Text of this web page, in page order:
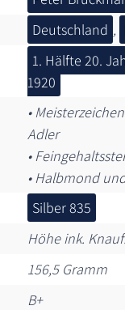
Deutschland ,
1. Hälfte 20.
1920
•
Adler
•
• Halbmond
Silber 835
Höhe ink.
156,5 Gramm
B+